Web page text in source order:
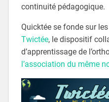
continuité pédagogique.
Quicktée se fonde sur
Twictée, le dispositif
d’apprentissage de
l’association du même